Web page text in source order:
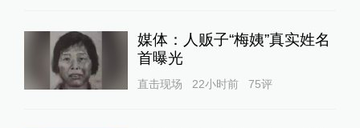
媒体：人贩子“梅姨”真实姓名
首曝光
直击现场 22小时前 75评